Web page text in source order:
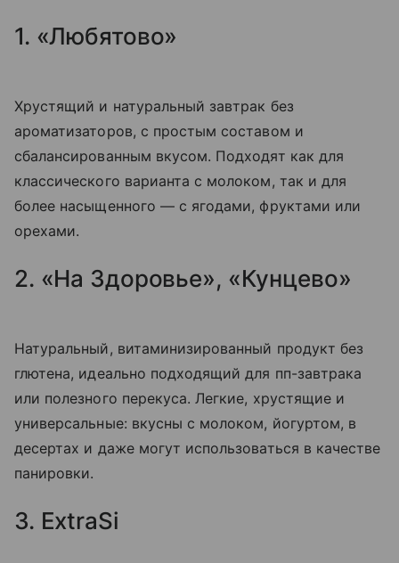
1. «Любятово»
Хрустящий и натуральный завтрак без
ароматизаторов, с простым составом и
сбалансированным вкусом. Подходят как для
классического варианта с молоком, так и для
более насыщенного — с ягодами, фруктами или
орехами.
2. «На Здоровье», «Кунцево»
Натуральный, витаминизированный продукт без
глютена, идеально подходящий для пп-завтрака
или полезного перекуса. Легкие, хрустящие и
универсальные: вкусны с молоком, йогуртом, в
десертах и даже могут использоваться в качестве
панировки.
3. ExtraSi